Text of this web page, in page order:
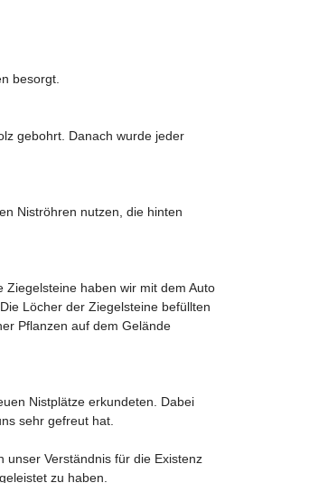
besorgt.
gebohrt. Danach wurde jeder
Niströhren nutzen, die hinten
haben wir mit dem Auto
Löcher der Ziegelsteine befüllten
Pflanzen auf dem Gelände
Nistplätze erkundeten. Dabei
sehr gefreut hat.
unser Verständnis für die Existenz
zu haben.